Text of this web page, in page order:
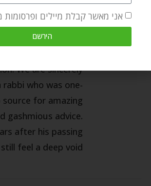
Rabbeinu Zal. He
mitzva and every
with down-to-
We are sincerely
who was one-
source for amazing
gashmious advice.
after his passing
feel a deep void.
אני מאשר קבלת מיילים
הירשם